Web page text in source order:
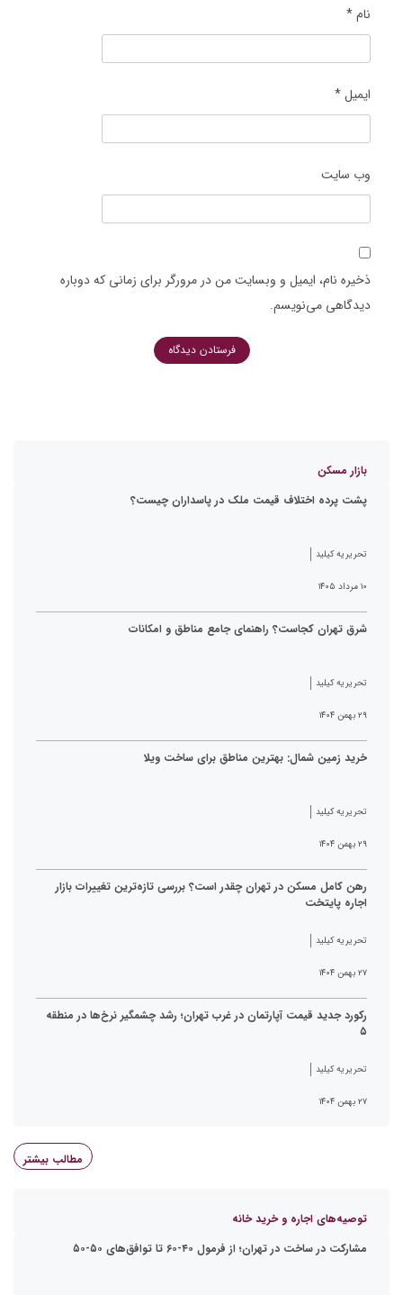
نام*
ایمیل*
وب‌ سایت
ذخیره نام، ایمیل و وبسایت من در مرورگر برای زمانی که دوباره
دیدگاهی می‌نویسم.
بازار مسکن
پشت پرده اختلاف قیمت ملک در پاسداران چیست؟
تحریریه کیلید
۱۰ مرداد ۱۴۰۵
شرق تهران کجاست؟ راهنمای جامع مناطق و امکانات
تحریریه کیلید
۲۹ بهمن ۱۴۰۴
خرید زمین شمال: بهترین مناطق برای ساخت ویلا
تحریریه کیلید
۲۹ بهمن ۱۴۰۴
رهن کامل مسکن در تهران چقدر است؟ بررسی تازه‌ترین تغییرات بازار
اجاره پایتخت
تحریریه کیلید
۲۷ بهمن ۱۴۰۴
رکورد جدید قیمت آپارتمان در غرب تهران؛ رشد چشمگیر نرخ‌ها در منطقه
۵
تحریریه کیلید
۲۷ بهمن ۱۴۰۴
مطالب بیشتر
توصیه‌های اجاره و خرید خانه
مشارکت در ساخت در تهران؛ از فرمول ۴۰-۶۰ تا توافق‌های ۵۰-۵۰